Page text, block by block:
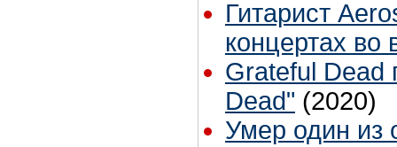
Гитарист
концертах
Grateful Dead
Dead" (2020)
Умер один из